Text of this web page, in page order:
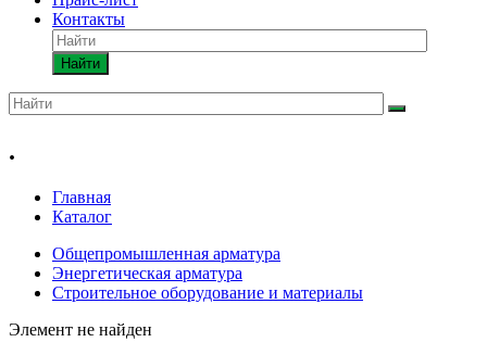
Контакты
Найти
.
Главная
Каталог
Общепромышленная арматура
Энергетическая арматура
Строительное оборудование и материалы
Элемент не найден